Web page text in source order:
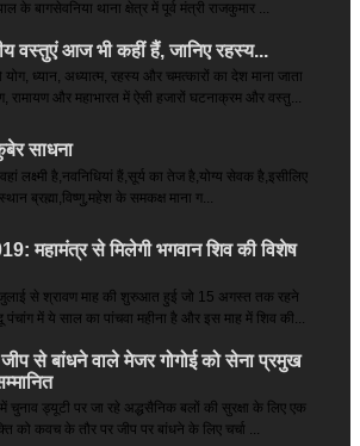
के बागसेवनिया थाना क्षेत्र में पूर्व मंत्री राजकुमार ...
वस्तुएं आज भी कहीं हैं, जानिए रहस्य...
ध्यान, अध्यात्म, रहस्य और चमत्कारों का देश माना जाता
रामायण और महाभारत में ऐसी हजारों घटनाक्रम और वस्तु...
साधना
लक्ष्मी है,नवनिधियां हैं,सूर्य का तेज है,योग्य सेवक है,इसीलिए
ब्रह्मा,विष्णु,महेश के समकक्ष माना ग...
महामंत्र से मिलेगी भगवान शिव की विशेष
से श्रावण माह की शुरुआत हुई जो 15 अगस्त तक रहने
पंचांग में ये साल का पांचवा महीना है और इस माह में शिव की...
से बांधने वाले मेजर गोगोई को सेना प्रमुख
चुनाव ड्यूटी पर जा रहे अद्धसैनिक बलों की सुरक्षा के लिए एक
को कवच के तौर पर जीप पर बांधने के लिए चर्चा ...